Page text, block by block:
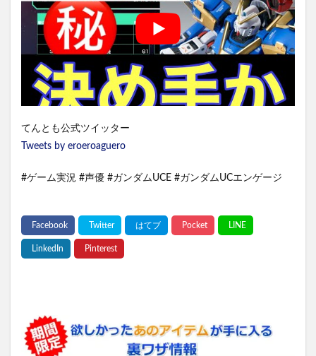
てんとも公式ツイッター
Tweets by eroeroaguero
#ゲーム実況 #声優 #ガンダムUCE #ガンダムUCエンゲージ